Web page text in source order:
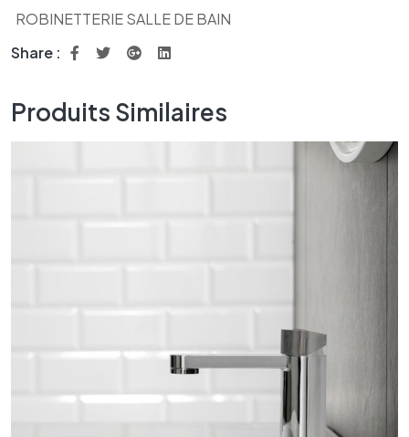
ROBINETTERIE SALLE DE BAIN
Share :
Produits Similaires